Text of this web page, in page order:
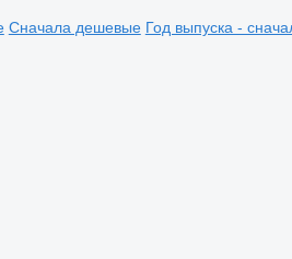
Сначала дешевые Год выпуска -